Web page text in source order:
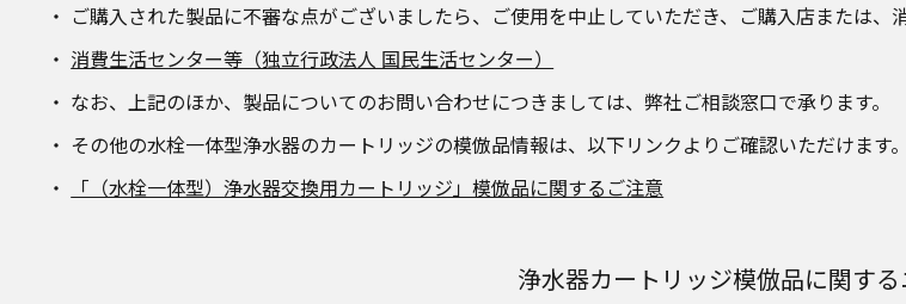
ご購入された製品に不審な点がございましたら、ご使用を中止していただき、ご購入店または、
消費生活センター等（独立行政法人 国民生活センター）
なお、上記のほか、製品についてのお問い合わせにつきましては、弊社ご相談窓口で承ります。
その他の水栓一体型浄水器のカートリッジの模倣品情報は、以下リンクよりご確認いただけます。
「（水栓一体型）浄水器交換用カートリッジ」模倣品に関するご注意
浄水器カートリッジ模倣品に関す